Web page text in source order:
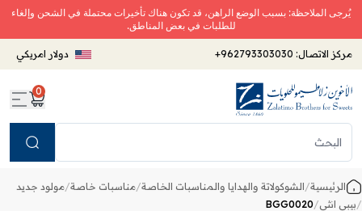
يُرجى الملاحظة: بسبب الوضع الراهن، قد تكون هناك تأخيرات محتملة في الشحن وإلغاء
للطلبات في بعض المناطق.
مركز الاتصال: +962793303030 دولار امريكي
0
الرئيسية/الشوكولاتة والهدايا والمناسبات الخاصة/مناسبات خاصة/مولود جديد
/بيبي انثى/
BGG0020